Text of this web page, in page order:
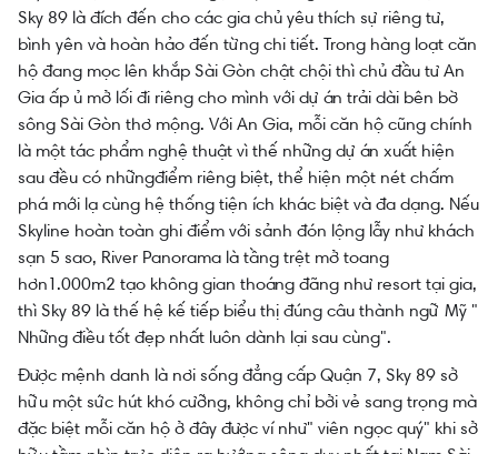
Sky 89 là đích đến cho các gia chủ yêu thích sự riêng tư,
bình yên và hoàn hảo đến từng chi tiết. Trong hàng loạt căn
hộ đang mọc lên khắp Sài Gòn chật chội thì chủ đầu tư An
Gia ấp ủ mở lối đi riêng cho mình với dự án trải dài bên bờ
sông Sài Gòn thơ mộng. Với An Gia, mỗi căn hộ cũng chính
là một tác phẩm nghệ thuật vì thế những dự án xuất hiện
sau đều có nhữngđiểm riêng biệt, thể hiện một nét chấm
phá mới lạ cùng hệ thống tiện ích khác biệt và đa dạng. Nếu
Skyline hoàn toàn ghi điểm với sảnh đón lộng lẫy như khách
sạn 5 sao, River Panorama là tầng trệt mở toang
hơn1.000m2 tạo không gian thoáng đãng như resort tại gia,
thì Sky 89 là thế hệ kế tiếp biểu thị đúng câu thành ngữ Mỹ "
Những điều tốt đẹp nhất luôn dành lại sau cùng".
Được mệnh danh là nơi sống đẳng cấp Quận 7, Sky 89 sở
hữu một sức hút khó cưỡng, không chỉ bởi vẻ sang trọng mà
đặc biệt mỗi căn hộ ở đây được ví như" viên ngọc quý" khi sở